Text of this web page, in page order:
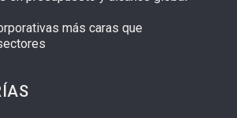
más caras que